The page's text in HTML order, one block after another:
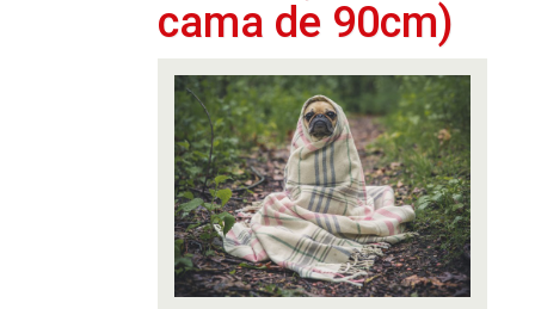
cama de 90cm)